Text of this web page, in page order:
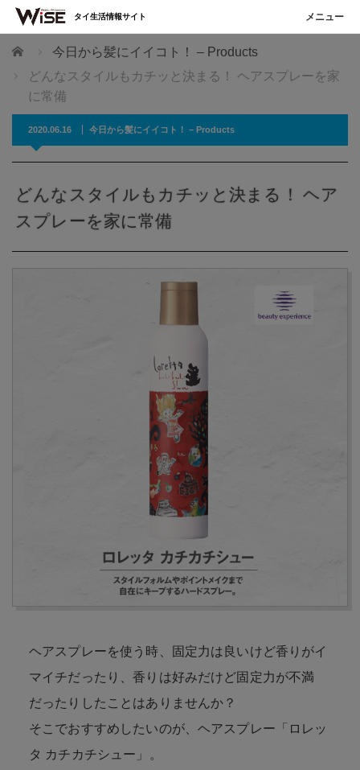
ホーム
今日から髪にイイコト！ – Products
どんなスタイルもカチッと決まる！ ヘアスプレーを家
に常備
2020.06.16 今日から髪にイイコト！ – Products
どんなスタイルもカチッと決まる！ ヘア
スプレーを家に常備
ヘアスプレーを使う時、固定力は良いけど香りがイ
マイチだったり、香りは好みだけど固定力が不満
だったりしたことはありませんか？
そこでおすすめしたいのが、ヘアスプレー「ロレッ
タ カチカチシュー」。
タイ生活情報サイト